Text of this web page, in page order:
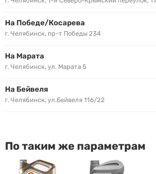
На Победе/Косарева
г. Челябинск, пр-т Победы 234
На Марата
г. Челябинск, ул. Марата 5
На Бейвеля
г. Челябинск, ул.Бейвеля 116/22
По таким же параметрам